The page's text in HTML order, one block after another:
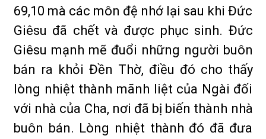
69,10 mà các môn đệ nhớ lại sau khi Đức
Giêsu đã chết và được phục sinh. Đức
Giêsu mạnh mẽ đuổi những người buôn
bán ra khỏi Đền Thờ, điều đó cho thấy
lòng nhiệt thành mãnh liệt của Ngài đối
với nhà của Cha, nơi đã bị biến thành nhà
buôn bán. Lòng nhiệt thành đó đã đưa